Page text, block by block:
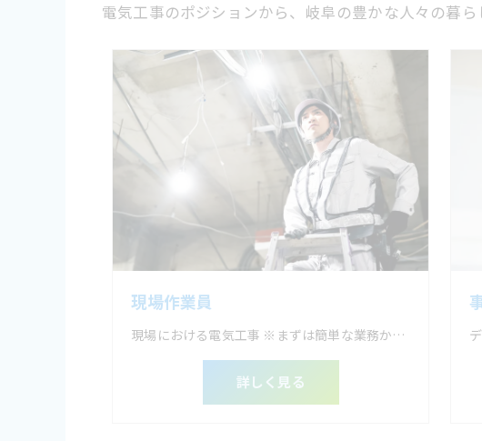
電気工事のポジションから、岐阜の豊かな人々の暮
現場作業員
現場における電気工事 ※まずは簡単な業務からお任せします。
詳しく見る